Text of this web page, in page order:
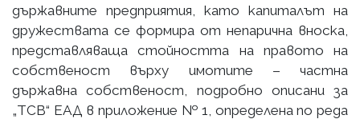
държавните предприятия, като капиталът на
дружествата се формира от непарична вноска,
представляваща стойността на правото на
собственост върху имотите – частна
държавна собственост, подробно описани за
„ТСВ“ ЕАД в приложение № 1, определена по реда